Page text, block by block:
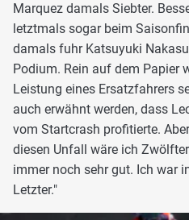
Marquez damals Siebter.
letztmals sogar beim
damals fuhr Katsuyuki
Podium. Rein auf dem Papier
Leistung eines Ersatzfahrers
auch erwähnt werden, dass
vom Startcrash profitierte.
diesen Unfall wäre ich
immer noch sehr gut. Ich war
Letzter."